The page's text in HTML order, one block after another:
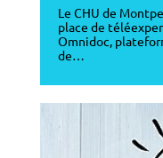
Le CHU de
place de
Omnidoc,
de…